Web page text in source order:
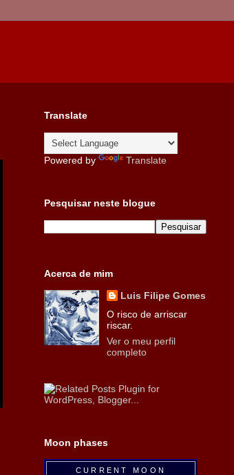
Translate
Powered by Translate
Pesquisar neste blogue
Acerca de mim
Luis Filipe Gomes
O risco de arriscar
riscar.
Ver o meu perfil
completo
Moon phases
CURRENT MOON